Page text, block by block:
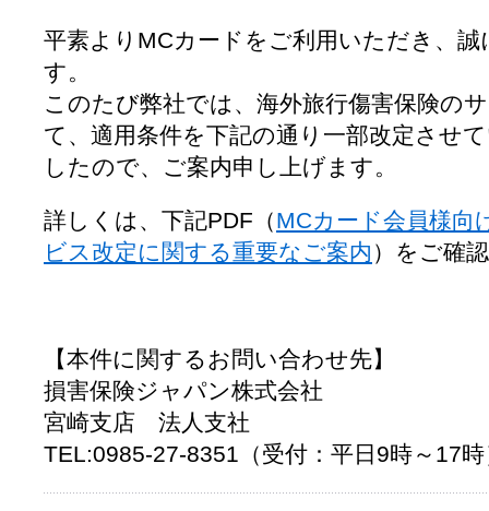
平素よりMCカードをご利用いただき、
す。
このたび弊社では、海外旅行傷害保険の
て、適用条件を下記の通り一部改定させ
したので、ご案内申し上げます。
詳しくは、下記PDF（MCカード会員様向
ビス改定に関する重要なご案内 ）をご確
【本件に関するお問い合わせ先】
損害保険ジャパン株式会社
宮崎支店 法人支社
TEL:0985-27-8351 （受付：平日9時～17